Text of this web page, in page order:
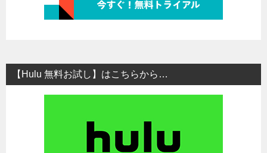
【Hulu 無料お試し】はこちらから…